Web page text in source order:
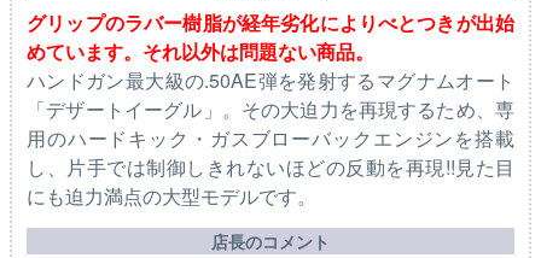
グリップのラバー樹脂が経年劣化によりべとつきが出始
めています。それ以外は問題ない商品。
ハンドガン最大級の.50AE弾を発射するマグナムオート
「デザートイーグル」。その大迫力を再現するため、専
用のハードキック・ガスブローバックエンジンを搭載
し、片手では制御しきれないほどの反動を再現!!見た目
にも迫力満点の大型モデルです。
店長のコメント